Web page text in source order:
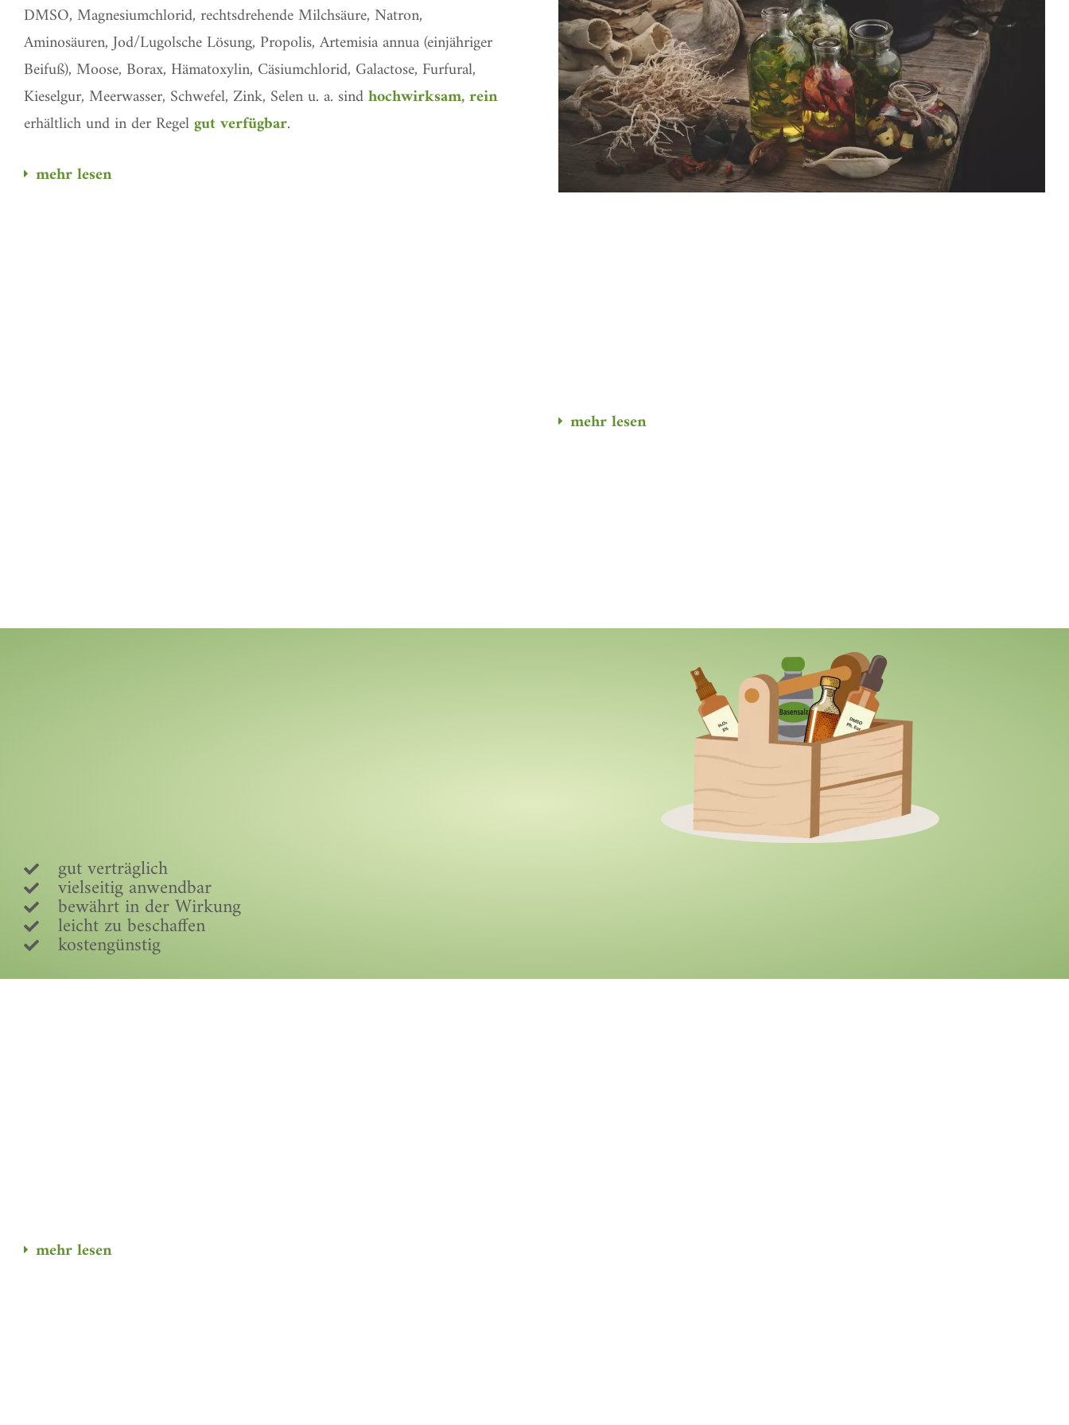
DMSO, Magnesiumchlorid, rechtsdrehende Milchsäure, Natron,
Aminosäuren, Jod/Lugolsche Lösung, Propolis, Artemisia annua (einjähriger
Beifuß), Moose, Borax, Hämatoxylin, Cäsiumchlorid, Galactose, Furfural,
Kieselgur, Meerwasser, Schwefel, Zink, Selen u. a. sindhochwirksam, rein
erhältlich und in der Regelgut verfügbar.
mehr lesen
mehr lesen
gut verträglich
vielseitig anwendbar
bewährt in der Wirkung
leicht zu beschaffen
kostengünstig
mehr lesen